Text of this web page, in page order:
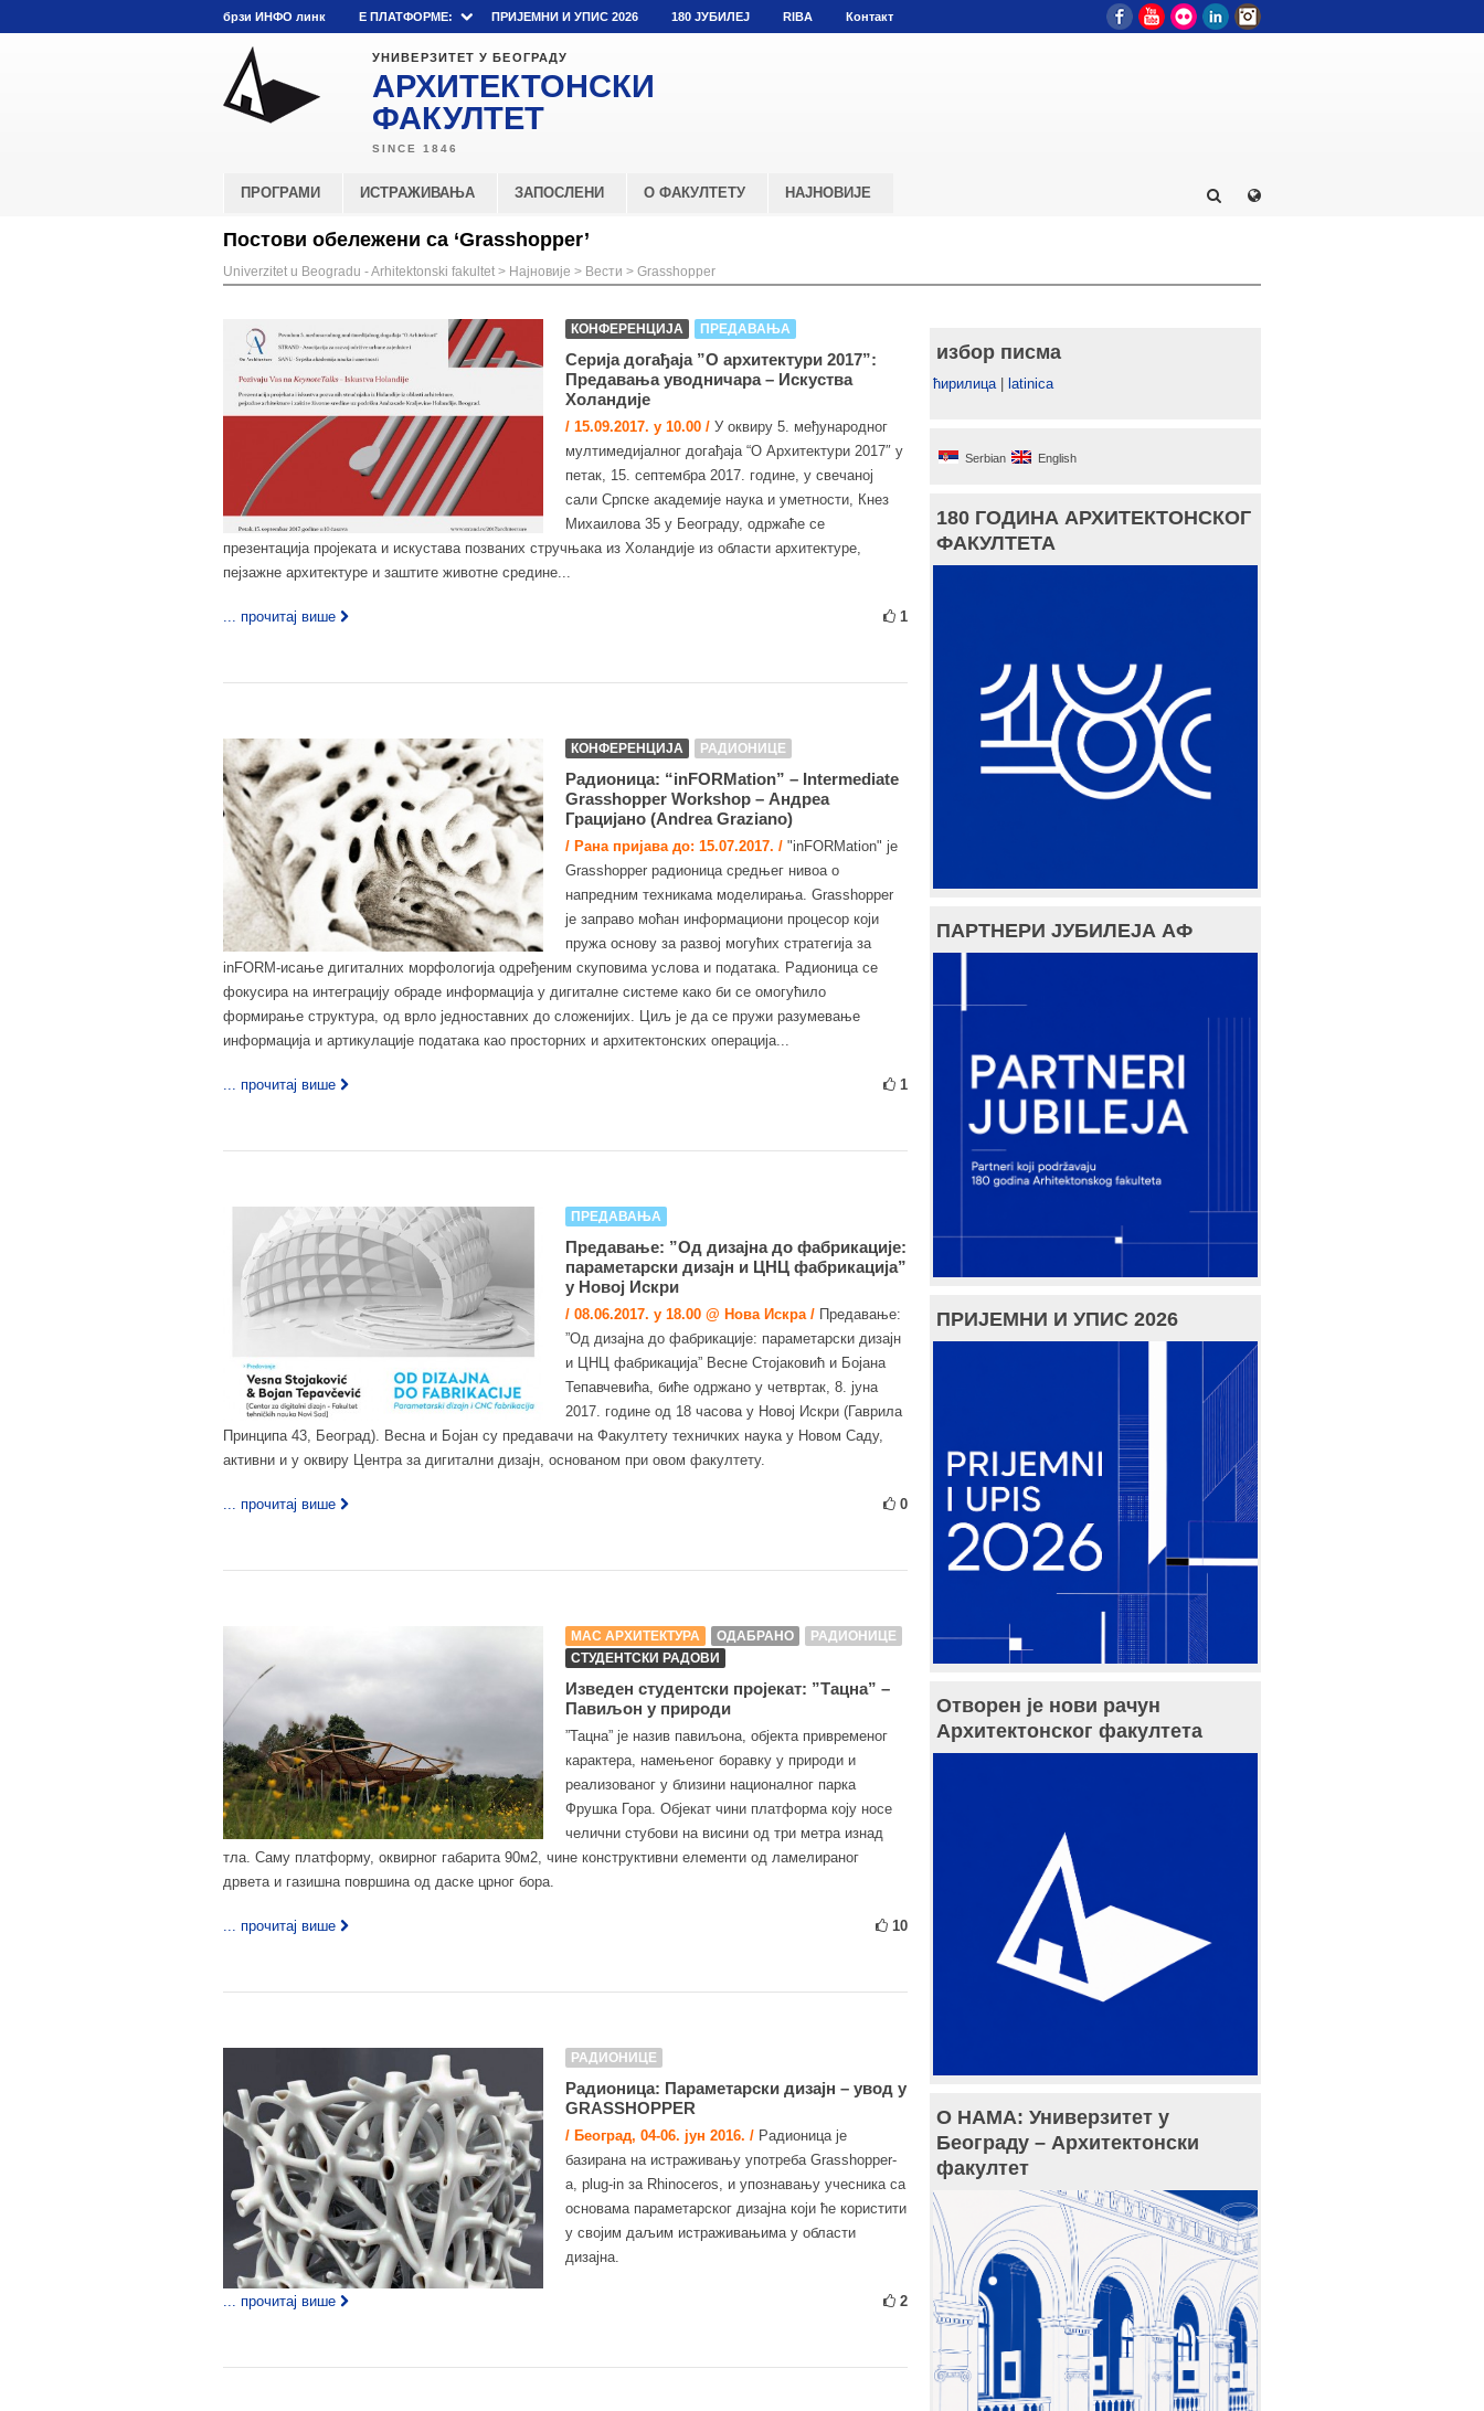
брзи ИНФО линк E ПЛАТФОРМЕ: ПРИЈЕМНИ И УПИС 2026 180 ЈУБИЛЕЈ RIBA Контакт FacebookYouTube
Flickr LinkedIn
УНИВЕРЗИТЕТ У БЕОГРАДУ
АРХИТЕКТОНСКИ
ФАКУЛТЕТ
ПРОГРАМИ ИСТРАЖИВАЊА ЗАПОСЛЕНИ О ФАКУЛТЕТУ НАЈНОВИЈЕ
Постови обележени са ‘Grasshopper’
Univerzitet u Beogradu - Arhitektonski fakultet > Најновије > Вести > Grasshopper
КОНФЕРЕНЦИЈА ПРЕДАВАЊА
Серија догађаја ”О архитектури 2017”:
Предавања уводничара – Искуства
Холандије
/ 15.09.2017. у 10.00 / У оквиру 5. међународног
мултимедијалног догађаја “О Архитектури 2017″ у
петак, 15. септембра 2017. године, у свечаној
сали Српске академије наука и уметности, Кнез
Михаилова 35 у Београду, одржаће се
презентација пројеката и искустава позваних стручњака из Холандије из области архитектуре,
пејзажне архитектуре и заштите животне средине...
... прочитај више 1
КОНФЕРЕНЦИЈА РАДИОНИЦЕ
Радионица: “inFORMation” – Intermediate
Grasshopper Workshop – Андреа
Грацијано (Andrea Graziano)
/ Рана пријава до: 15.07.2017. / "inFORMation" је
Grasshopper радионица средњег нивоа о
напредним техникама моделирања. Grasshopper
је заправо моћан информациони процесор који
пружа основу за развој могућих стратегија за
inFORM-исање дигиталних морфологија одређеним скуповима услова и података. Радионица се
фокусира на интеграцију обраде информација у дигиталне системе како би се омогућило
формирање структура, од врло једноставних до сложенијих. Циљ је да се пружи разумевање
информација и артикулације података као просторних и архитектонских операција...
... прочитај више 1
ПРЕДАВАЊА
Предавање: ”Од дизајна до фабрикације:
параметарски дизајн и ЦНЦ фабрикација”
у Новој Искри
/ 08.06.2017. у 18.00 @ Новa Искрa / Предавање:
”Од дизајна до фабрикације: параметарски дизајн
и ЦНЦ фабрикација” Весне Стојаковић и Бојана
Тепавчевића, биће одржано у четвртак, 8. јуна
2017. године од 18 часова у Новој Искри (Гаврила
Принципа 43, Београд). Весна и Бојан су предавачи на Факултету техничких наука у Новом Саду,
активни и у оквиру Центра за дигитални дизајн, основаном при овом факултету.
... прочитај више 0
МАС АРХИТЕКТУРА ОДАБРАНО
РАДИОНИЦЕ
СТУДЕНТСКИ РАДОВИ
Изведен студентски пројекат: ”Тацна” –
Павиљон у природи
”Тацна” је назив павиљона, објекта привременог
карактера, намењеног боравку у природи и
реализованог у близини националног парка
Фрушка Гора. Објекат чини платформа коју носе
челични стубови на висини од три метра изнад
тла. Саму платформу, оквирног габарита 90м2, чине конструктивни елементи од ламелираног
дрвета и газишна површина од даске црног бора.
... прочитај више 10
РАДИОНИЦЕ
Радионица: Параметарски дизајн – увод у
GRASSHOPPER
/ Београд, 04-06. јун 2016. / Радионица је
базирана на истраживању употреба Grasshopper-
а, plug-in за Rhinoceros, и упознавању учесника са
основама параметарског дизајна који ће користити
у својим даљим истраживањима у области
дизајна.
... прочитај више 2
избор писма
ћирилица| latinica
Serbian English
180 ГОДИНА АРХИТЕКТОНСКОГ
ФАКУЛТЕТА
ПАРТНЕРИ ЈУБИЛЕЈА АФ
ПРИЈЕМНИ И УПИС 2026
Отворен је нови рачун
Архитектонског факултета
О НАМА: Универзитет у
Београду – Архитектонски
факултет